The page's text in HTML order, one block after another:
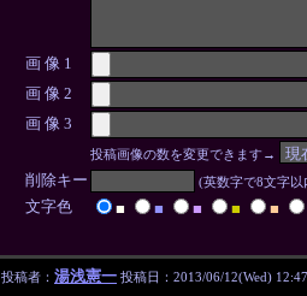
画 像 1
画 像 2
画 像 3
投稿画像の数を変更できます→
削除キー (英数字で8文字
文字色 ■ ■ ■ ■ ■
投稿者： 湯浅憲一 投稿日：2013/06/12(Wed) 12:47